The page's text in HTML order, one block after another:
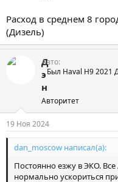
Расход в среднем 8
(Дизель)
Д
э
н
Авторитет
Авто
Был Haval H9 2021
19 Ноя 2024
dan_moscow написал(а):
Постоянно езжу в ЭКО.
нормально ускориться